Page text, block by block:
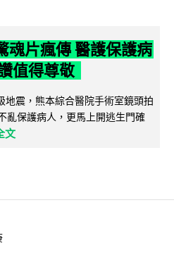
魂片瘋傳 醫護保護病
值得尊敬
震，熊本綜合醫院手術室鏡頭拍
亂保護病人，更馬上開逃生門確
文